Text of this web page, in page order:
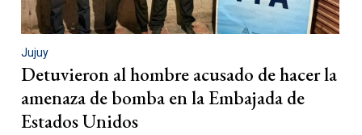
Jujuy
Detuvieron al hombre acusado de hacer la
amenaza de bomba en la Embajada de
Estados Unidos